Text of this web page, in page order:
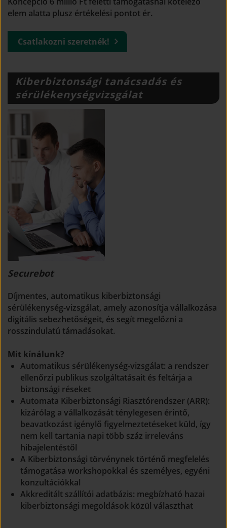
elem alatta plusz értékelési pontot ér.
Csatlakozni szeretnék! (open
in
window)
Kiberbiztonsági tanácsadás és
sérülékenységvizsgálat
Securebot
Díjmentes, automatikus kiberbiztonsági
sérülékenység-vizsgálat, amely azonosítja vállalkozása
digitális sebezhetőségeit, és segít megelőzni a
rosszindulatú támadásokat.
Mit kínálunk?
Automatikus sérülékenység-vizsgálat: a rendszer
ellenőrzi publikus szolgáltatásait és feltárja a
biztonsági réseket
Automata Kiberbiztonsági Riasztórendszer (ARR):
kizárólag a vállalkozását ténylegesen érintő,
beavatkozást igénylő figyelmeztetéseket küld, így
nem kell tartania napi több száz irreleváns
hibajelentéstől
A Kiberbiztonsági törvénynek történő megfelelés
támogatása workshopokkal és személyes, egyéni
konzultációkkal
Akkreditált szállítói adatbázis: megbízható hazai
kiberbiztonsági megoldások közül választhat